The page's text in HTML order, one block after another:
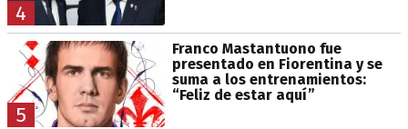
4
5
Franco Mastantuono fue
presentado en Fiorentina y se
suma a los entrenamientos:
“Feliz de estar aquí”